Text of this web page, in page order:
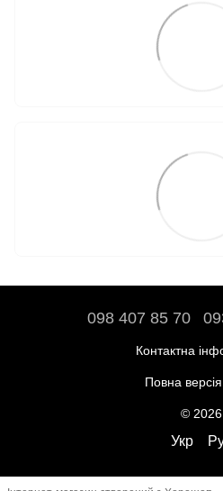
098 407 85 70
Контактна
Повна
© 2026
Укр